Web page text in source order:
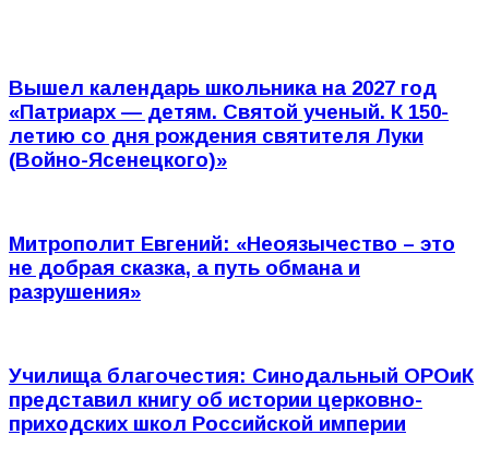
Вышел календарь школьника на 2027 год
«Патриарх — детям. Святой ученый. К 150-
летию со дня рождения святителя Луки
(Войно-Ясенецкого)»
Митрополит Евгений: «Неоязычество – это
не добрая сказка, а путь обмана и
разрушения»
Училища благочестия: Синодальный ОРОиК
представил книгу об истории церковно-
приходских школ Российской империи